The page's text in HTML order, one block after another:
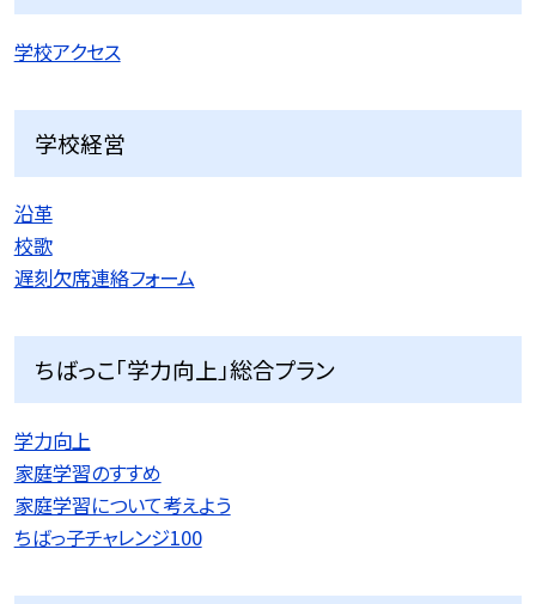
学校アクセス
学校経営
沿革
校歌
遅刻欠席連絡フォーム
ちばっこ「学力向上」総合プラン
学力向上
家庭学習のすすめ
家庭学習について考えよう
ちばっ子チャレンジ100